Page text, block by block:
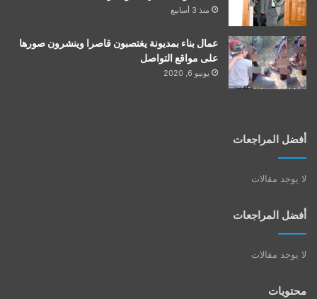
منذ 3 أسابيع
عمال بناء بمديونة يغتصبون قاصرا وينشرون صورها
على مواقع التواصل
يونيو 6, 2020
أفضل المراجعات
لا يوجد مقالات
أفضل المراجعات
لا يوجد مقالات
محتويات